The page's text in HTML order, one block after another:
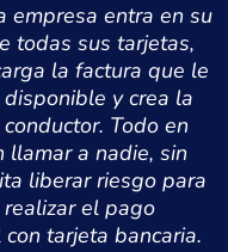
empresa entra en su
todas sus tarjetas,
la factura que le
y crea la
Todo en
llamar a nadie, sin
liberar riesgo para
el pago
tarjeta bancaria.